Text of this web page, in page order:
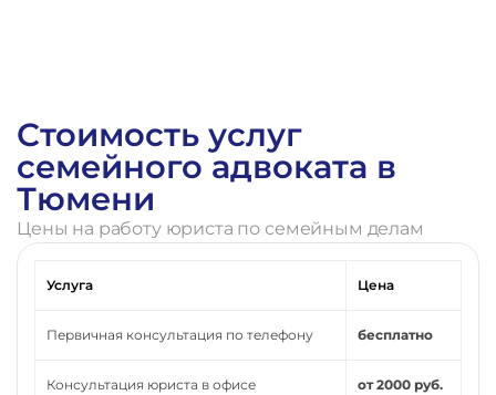
Стоимость услуг
семейного адвоката в
Тюмени
Цены на работу юриста по семейным делам
Услуга Цена
Первичная консультация по телефону бесплатно
Консультация юриста в офисе от 2000 руб.